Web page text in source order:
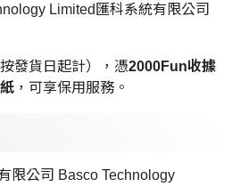
Limited匯科系統有限公司
發貨日起計），憑2000Fun收據
，可享保用服務。
限公司 Basco Technology